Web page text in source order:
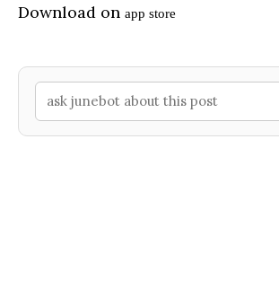
Download on app store